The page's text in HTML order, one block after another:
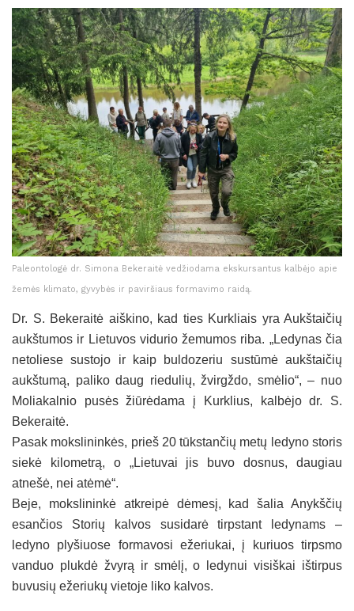
Paleontologė dr. Simona Bekeraitė vedžiodama ekskursantus kalbėjo apie
žemės klimato, gyvybės ir paviršiaus formavimo raidą.
Dr. S. Bekeraitė aiškino, kad ties Kurkliais yra Aukštaičių
aukštumos ir Lietuvos vidurio žemumos riba. „Ledynas čia
netoliese sustojo ir kaip buldozeriu sustūmė aukštaičių
aukštumą, paliko daug riedulių, žvirgždo, smėlio“, – nuo
Moliakalnio pusės žiūrėdama į Kurklius, kalbėjo dr. S.
Bekeraitė.
Pasak mokslininkės, prieš 20 tūkstančių metų ledyno storis
siekė kilometrą, o „Lietuvai jis buvo dosnus, daugiau
atnešė, nei atėmė“.
Beje, mokslininkė atkreipė dėmesį, kad šalia Anykščių
esančios Storių kalvos susidarė tirpstant ledynams –
ledyno plyšiuose formavosi ežeriukai, į kuriuos tirpsmo
vanduo plukdė žvyrą ir smėlį, o ledynui visiškai ištirpus
buvusių ežeriukų vietoje liko kalvos.